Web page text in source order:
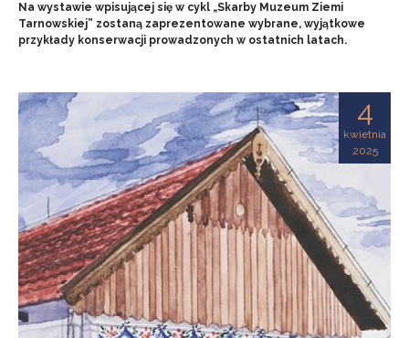
Na wystawie wpisującej się w cykl „Skarby Muzeum Ziemi
Tarnowskiej” zostaną zaprezentowane wybrane, wyjątkowe
przykłady konserwacji prowadzonych w ostatnich latach.
4
kwietnia
2025